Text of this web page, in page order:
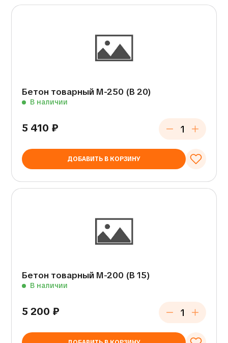
Бетон товарный М-250 (В 20)
В наличии
5 410 ₽
ДОБАВИТЬ В КОРЗИНУ
Бетон товарный М-200 (В 15)
В наличии
5 200 ₽